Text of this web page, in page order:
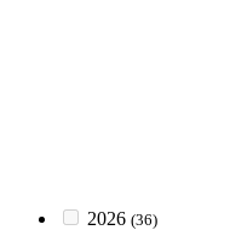
2026 (36)